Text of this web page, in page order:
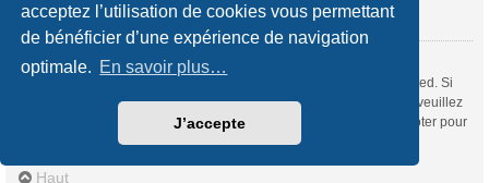
acceptez l’utilisation de cookies vous permettant
de bénéficier d’une expérience de navigation
optimale. En savoir plus…
J’accepte
Haut
Pourquoi la fonctionnalité X n’est pas disponible ?
Ce programme a été développé et mis sous licence par phpBB Limited. Si
vous souhaitez proposer l’intégration d’une nouvelle fonctionnalité, veuillez
notre centre d’idées(en anglais) où vous pourrez voter pour
les idées soumises par d’autres utilisateurs et suggérer les vôtres.
Haut